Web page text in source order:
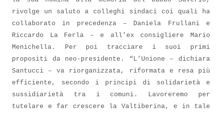
rivolge un saluto a colleghi sindaci coi quali ha
collaborato in precedenza – Daniela Frullani e
Riccardo La Ferla – e all’ex consigliere Mario
Menichella. Per poi tracciare i suoi primi
propositi da neo-presidente. “L’Unione – dichiara
Santucci – va riorganizzata, riformata e resa più
efficiente, secondo i principi di solidarietà e
sussidiarietà tra i comuni. Lavoreremo per
tutelare e far crescere la Valtiberina, e in tale